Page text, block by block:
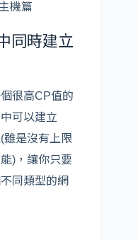
機篇
同時建立
很高CP值的
可以建立
雖是沒有上限
)，讓你只要
同類型的網